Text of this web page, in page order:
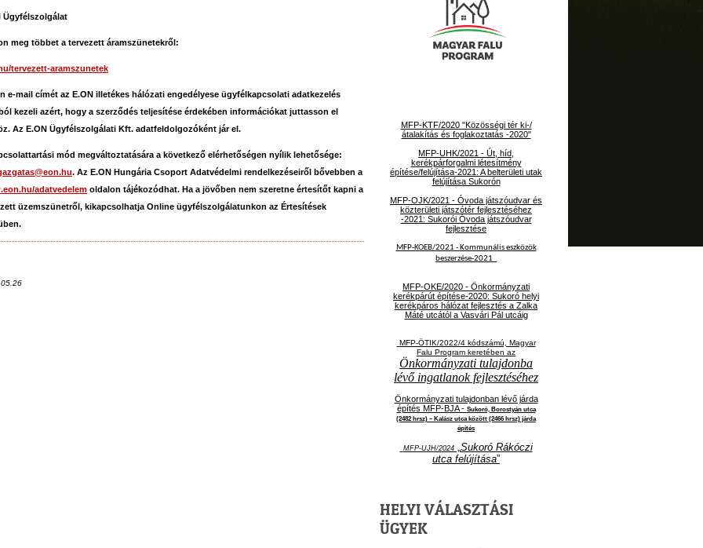
Ügyfélszolgálat
meg többet a tervezett áramszünetekről:
tervezett-aramszunetek
e-mail címét az E.ON illetékes hálózati engedélyese ügyfélkapcsolati adatkezelés
kezeli azért, hogy a szerződés teljesítése érdekében információkat juttasson el
Az E.ON Ügyfélszolgálati Kft. adatfeldolgozóként jár el.
mód megváltoztatására a következő elérhetőségen nyílik lehetősége:
. Az E.ON Hungária Csoport Adatvédelmi rendelkezéseiről bővebben a
adatvedelem oldalon tájékozódhat. Ha a jövőben nem szeretne értesítőt kapni a
üzemszünetről, kikapcsolhatja Online ügyfélszolgálatunkon az Értesítések
MFP-KTF/2020 "Közösségi tér ki-/
átalakítás és foglakoztatás -2020"
MFP-UHK/2021 - Út, híd,
kerékpárforgalmi létesítmény
építése/felújítása-2021: A belterületi utak
felújítása Sukorón
MFP-OJK/2021 - Óvoda játszóudvar és
közterületi játszótér fejlesztéséhez
-2021: Sukorói Óvoda játszóudvar
fejlesztése
MFP-KOEB/2021 - Kommunális eszközök
beszerzése-2021
MFP-OKE/2020 - Önkormányzati
kerékpárút építése-2020: Sukoró helyi
kerékpáros hálózat fejlesztés a Zalka
Máté utcától a Vasvári Pál utcáig
MFP-ÖTIK/2022/4 kódszámú, Magyar
Falu Program keretében az
Önkormányzati tulajdonba
lévő ingatlanok fejlesztéséhez
Önkormányzati tulajdonban lévő járda
építés MFP-BJA - Sukoró, Borostyán utca
(2482 hrsz) – Kalász utca között (2466 hrsz) járda
építés
MFP-UJH/2024„ Sukoró Rákóczi
utca felújítása”
HELYI VÁLASZTÁSI
ÜGYEK